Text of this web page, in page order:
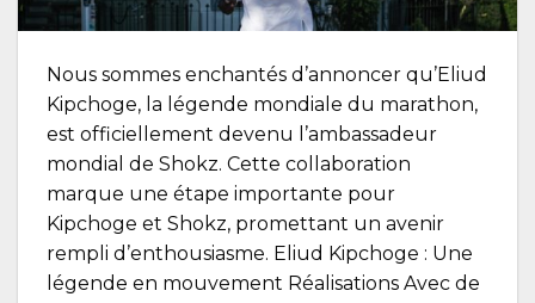
Nous sommes enchantés d’annoncer qu’Eliud
Kipchoge, la légende mondiale du marathon,
est officiellement devenu l’ambassadeur
mondial de Shokz. Cette collaboration
marque une étape importante pour
Kipchoge et Shokz, promettant un avenir
rempli d’enthousiasme. Eliud Kipchoge : Une
légende en mouvement Réalisations Avec de